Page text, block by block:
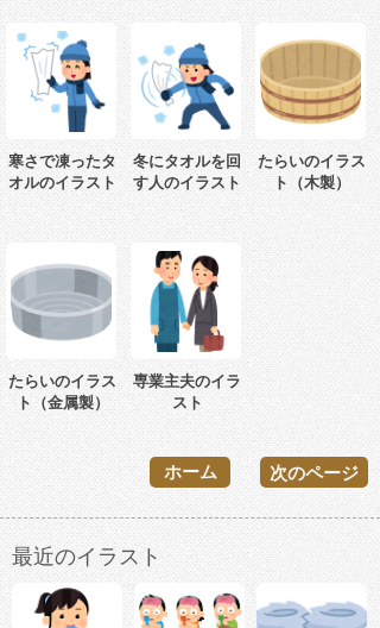
寒さで凍ったタ
オルのイラスト
冬にタオルを回
す人のイラスト
たらいのイラス
ト（木製）
たらいのイラス
ト（金属製）
専業主夫のイラ
スト
次のページ
ホーム
最近のイラスト